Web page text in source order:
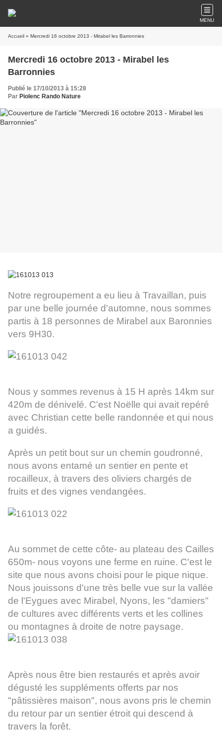
MENU
Accueil » Mercredi 16 octobre 2013 - Mirabel les Barronnies
Mercredi 16 octobre 2013 - Mirabel les
Barronnies
Publié le 17/10/2013 à 15:28
Par Piolenc Rando Nature
Notre regroupement a eu lieu à Travaillan, puis
par une belle journée d'automne, nous sommes
partis à 18 personnes de Mirabel aux Baronnies
vers 9H30.
Nous y sommes revenus à 15 H après 14km sur
420m de dénivelé. C'est Noëlle qui avait repéré
avec Christian cette belle randonnée et qui nous
a guidés.
Après un petit bout sur un chemin goudronné,
nous avons entamé un sentier en pente et
rocailleux, à travers des oliviers chargés de
fruits et des vignes vendangées.
Au sommet de cette côte- au plateau des Cailles
650m- nous voyons une ferme en ruine. C'est le
site que nous avons choisi pour le pique nique.
Nous jouissons d'une très belle vue sur la vallée
de l'Eygues avec Mirabel, Nyons, les "damiers"
de cultures avec différents verts et les collines
ou montagnes à droite de notre paysage.
Après nous être bien restaurés et après avoir
dégusté les suppléments offerts par nos
"pâtissières maison", nous avons pris le chemin
du retour par un sentier étroit qui descend à
travers la forêt.